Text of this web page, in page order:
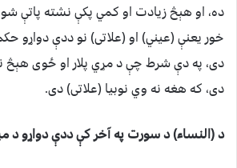
ده، او هېڅ زيادت او کمي پکې نشته پاتې
خور يعنې (عيني) او (علاتى) نو ددې دواړو
دى، په دې شرط چې د مړي پلار او ځوى هېڅ
دى، که هغه نه وي نوبيا (علاتى) دى.
د (النساء) د سورت په آخر کې ددې دواړو د